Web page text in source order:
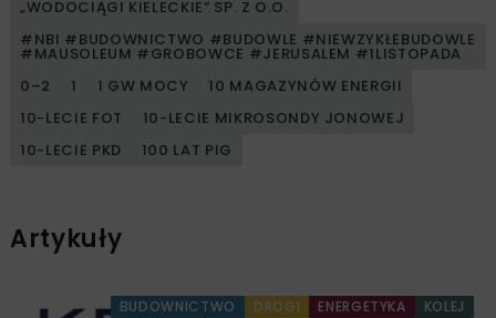
„WODOCIĄGI KIELECKIE” SP. Z O.O.
#NBI #BUDOWNICTWO #BUDOWLE #NIEWZYKŁEBUDOWLE
#MAUSOLEUM #GROBOWCE #JERUSALEM #1LISTOPADA
0–2
1 1 GW MOCY
10 MAGAZYNÓW ENERGII
10-LECIE FOT
10-LECIE MIKROSONDY JONOWEJ
10-LECIE PKD
100 LAT PIG
Artykuły
BUDOWNICTWO DROGI ENERGETYKA
KOLEJ